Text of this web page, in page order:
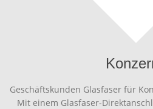
Geschäftskunden Glasfaser für
Mit einem Glasfaser-